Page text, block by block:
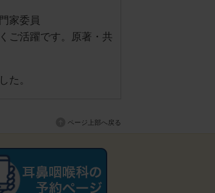
家委員
ご活躍です。原著・共
た。
ページ上部へ戻る